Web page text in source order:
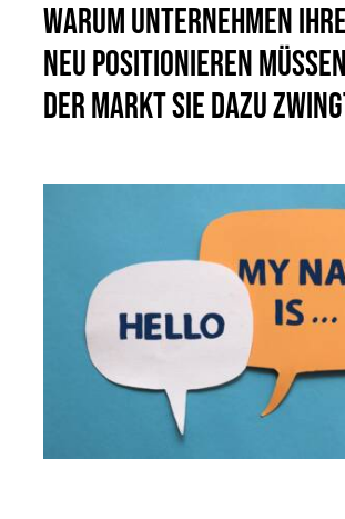
Warum Unternehmen
neu positionieren
der Markt sie dazu